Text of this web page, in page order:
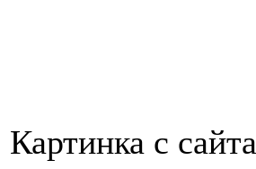
Картинка с сайта